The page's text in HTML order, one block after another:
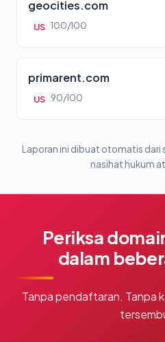
geocities.com
US 100/100
primarent.com
US 90/100
Laporan ini dibuat otomatis dari
nasihat hukum
Periksa
dalam
Tanpa pendaftaran. Tanpa